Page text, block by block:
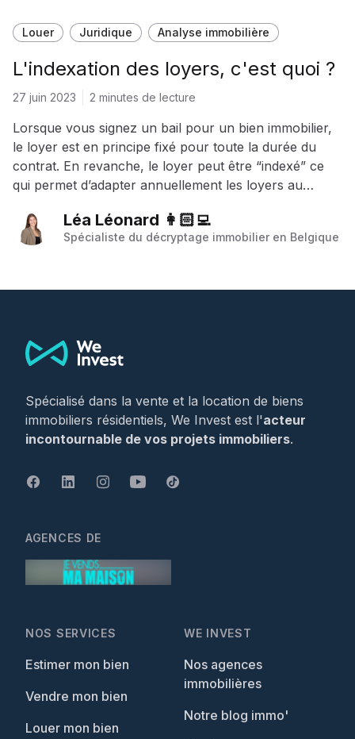
Louer Juridique Analyse immobilière
L'indexation des loyers, c'est quoi ?
27 juin 2023 2 minutes de lecture
Lorsque vous signez un bail pour un bien immobilier,
le loyer est en principe fixé pour toute la durée du
contrat. En revanche, le loyer peut être “indexé” ce
qui permet d’adapter annuellement les loyers au
voit donc pas sa rentabilité diminuer au fil du temps en
raison de l’augmentation du coût de la vie. Comment
Léa Léonard 👩🏻‍💻
Spécialiste du décryptage immobilier en Belgique
Spécialisé dans la vente et la location de biens
immobiliers résidentiels, We Invest est l'acteur
incontournable de vos projets immobiliers.
NOS SERVICES
Estimer mon bien
Vendre mon bien
Louer mon bien
WE INVEST
Nos agences
immobilières
Notre blog immo'
AGENCES DE